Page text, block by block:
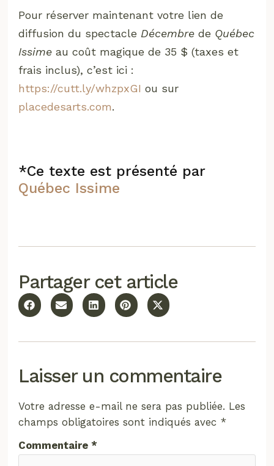
Pour réserver maintenant votre lien de
diffusion du spectacle Décembre de Québec
Issime au coût magique de 35 $ (taxes et
frais inclus), c’est ici :
https://cutt.ly/whzpxGI ou sur
placedesarts.com.
*Ce texte est présenté par
Québec Issime
Partager cet article
Laisser un commentaire
Votre adresse e-mail ne sera pas publiée. Les
champs obligatoires sont indiqués avec *
Commentaire*